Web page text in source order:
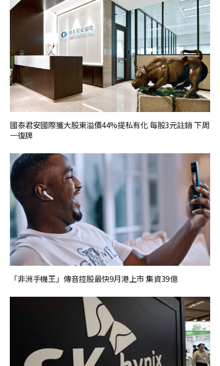
國泰君安國際獲大股東溢價44%提私有化 每股3元註銷 下周
一復牌
「非洲手機王」傳音控股最快9月港上市 集資39億